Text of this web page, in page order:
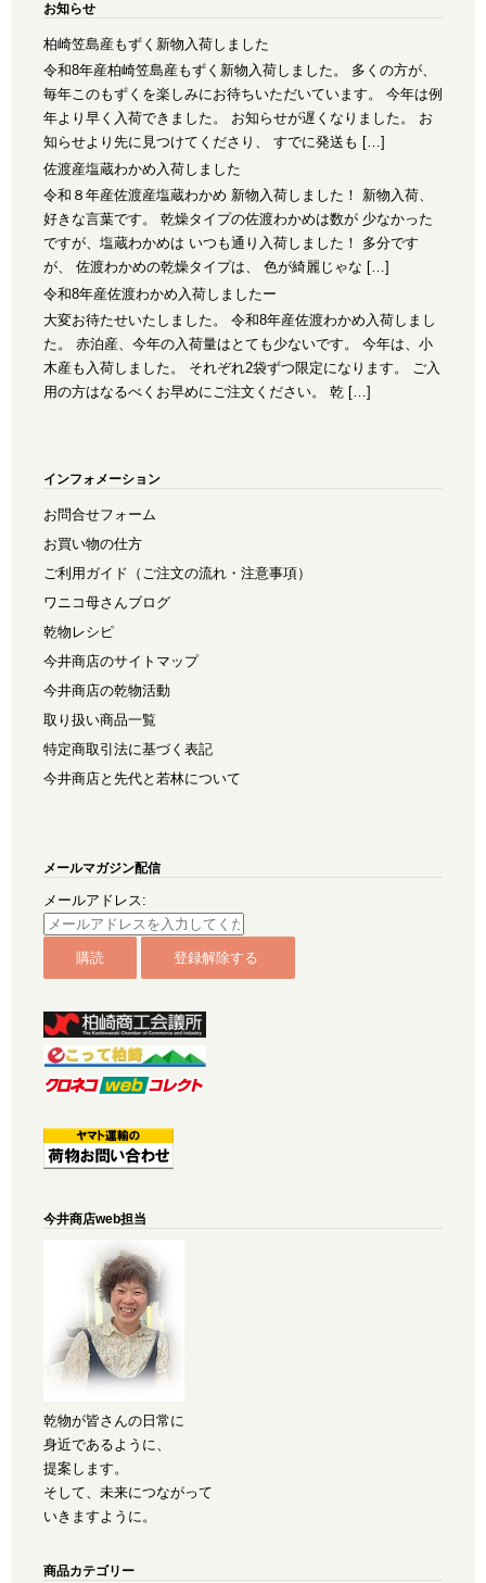
お知らせ
柏崎笠島産もずく新物入荷しました
令和8年産柏崎笠島産もずく新物入荷しました。 多くの方が、
毎年このもずくを楽しみにお待ちいただいています。 今年は例
年より早く入荷できました。 お知らせが遅くなりました。 お
知らせより先に見つけてくださり、 すでに発送も […]
佐渡産塩蔵わかめ入荷しました
令和８年産佐渡産塩蔵わかめ 新物入荷しました！ 新物入荷、
好きな言葉です。 乾燥タイプの佐渡わかめは数が 少なかった
ですが、塩蔵わかめは いつも通り入荷しました！ 多分です
が、 佐渡わかめの乾燥タイプは、 色が綺麗じゃな […]
令和8年産佐渡わかめ入荷しましたー
大変お待たせいたしました。 令和8年産佐渡わかめ入荷しまし
た。 赤泊産、今年の入荷量はとても少ないです。 今年は、小
木産も入荷しました。 それぞれ2袋ずつ限定になります。 ご入
用の方はなるべくお早めにご注文ください。 乾 […]
インフォメーション
お問合せフォーム
お買い物の仕方
ご利用ガイド（ご注文の流れ・注意事項）
ワニコ母さんブログ
乾物レシピ
今井商店のサイトマップ
今井商店の乾物活動
取り扱い商品一覧
特定商取引法に基づく表記
今井商店と先代と若林について
メールマガジン配信
メールアドレス:
今井商店web担当
乾物が皆さんの日常に
身近であるように、
提案します。
そして、未来につながって
いきますように。
商品カテゴリー